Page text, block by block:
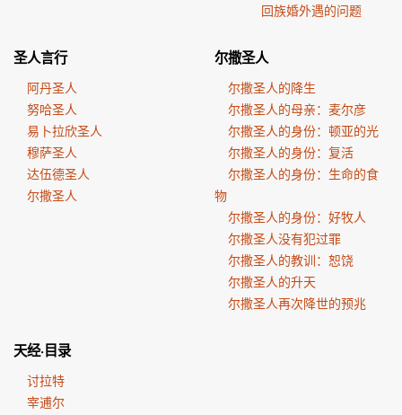
回族婚外遇的问题
圣人言行
阿丹圣人
努哈圣人
易卜拉欣圣人
穆萨圣人
达伍德圣人
尔撒圣人
尔撒圣人
尔撒圣人的降生
尔撒圣人的母亲：麦尔彦
尔撒圣人的身份：顿亚的光
尔撒圣人的身份：复活
尔撒圣人的身份：生命的食
物
尔撒圣人的身份：好牧人
尔撒圣人没有犯过罪
尔撒圣人的教训：恕饶
尔撒圣人的升天
尔撒圣人再次降世的预兆
天经·目录
讨拉特
宰逋尔